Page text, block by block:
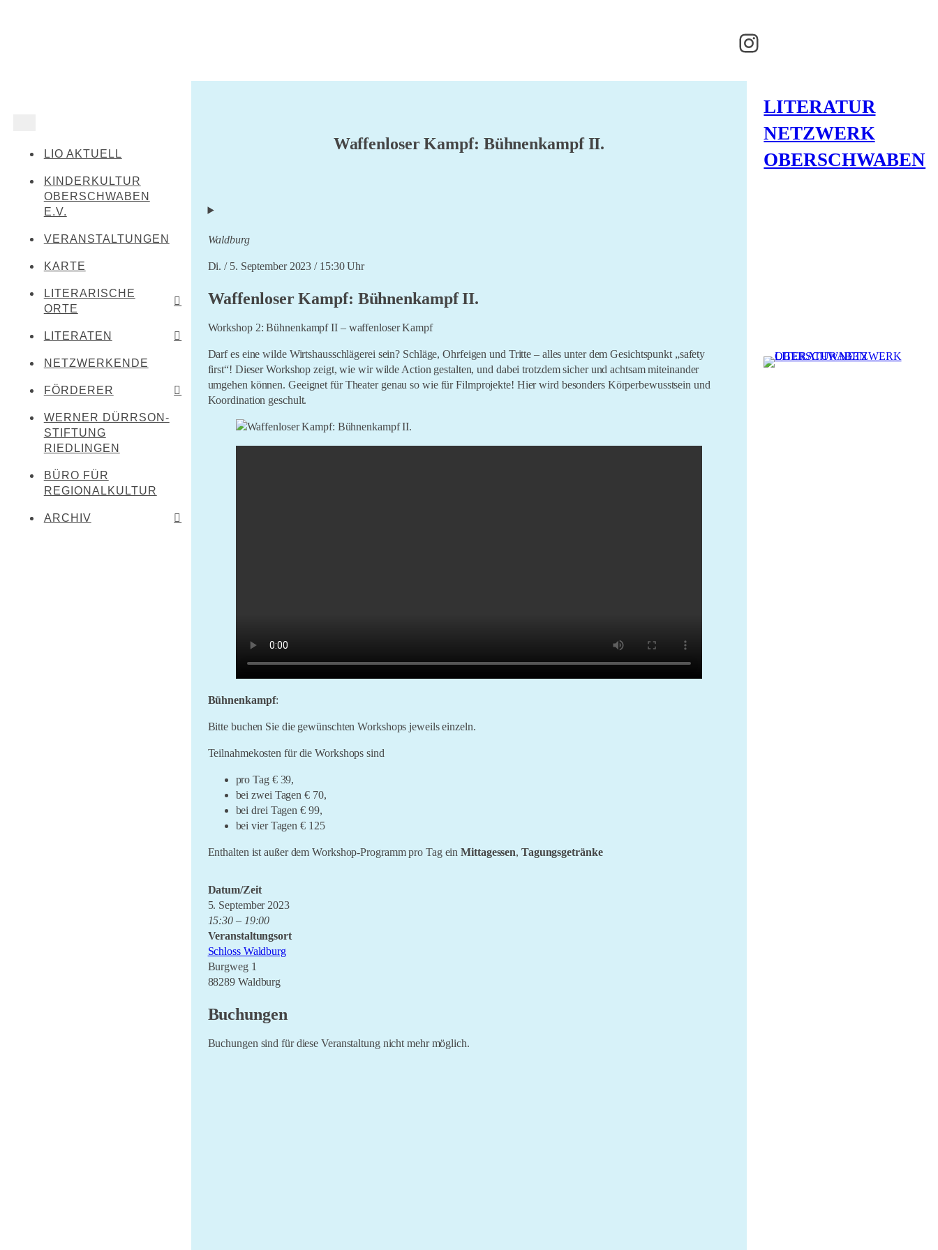
Instagram
LIO AKTUELL
KINDERKULTUR
OBERSCHWABEN
E.V.
VERANSTALTUNGEN
KARTE
LITERARISCHE
ORTE
Leibertingen-
Oberstadion
Obermarchtal
Riedlingen
Rottenacker
Wilflingen
LITERATEN
Werner Dürrson
Martin Heidegger
Franz Carl Hiemer
Ernst Jünger
Christoph von Schmid
Sebastian Sailer
Clara
NETZWERKENDE
FÖRDERER
Literaturland Baden-
Württemberg
Förderverein
Schwäbischer Dialekt
LEADER Oberschwaben
LEADER Mittleres
WERNER DÜRRSON-
STIFTUNG
RIEDLINGEN
BÜRO FÜR
REGIONALKULTUR
ARCHIV
Waffenloser Kampf: Bühnenkampf II.
Waldburg
Di. / 5. September 2023 / 15:30 Uhr
Waffenloser Kampf: Bühnenkampf II.
Workshop 2: Bühnenkampf II – waffenloser Kampf
Darf es eine wilde Wirtshausschlägerei sein? Schläge, Ohrfeigen und Tritte – alles unter dem Gesichtspunkt „safety
first“! Dieser Workshop zeigt, wie wir wilde Action gestalten, und dabei trotzdem sicher und achtsam miteinander
umgehen können. Geeignet für Theater genau so wie für Filmprojekte! Hier wird besonders Körperbewusstsein und
Koordination geschult.
Bühnenkampf:
Bitte buchen Sie die gewünschten Workshops jeweils einzeln.
Teilnahmekosten für die Workshops sind
pro Tag € 39,
bei zwei Tagen € 70,
bei drei Tagen € 99,
bei vier Tagen € 125
Enthalten ist außer dem Workshop-Programm pro Tag einMittagessen, Tagungsgetränke
Datum/Zeit
5. September 2023
15:30 – 19:00
Veranstaltungsort
Schloss Waldburg
Burgweg 1
88289 Waldburg
Buchungen
Buchungen sind für diese Veranstaltung nicht mehr möglich.
LITERATUR
NETZWERK
OBERSCHWABEN